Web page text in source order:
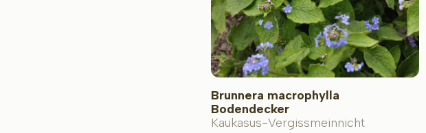
Brunnera macrophylla
Bodendecker
Kaukasus-Vergissmeinnicht